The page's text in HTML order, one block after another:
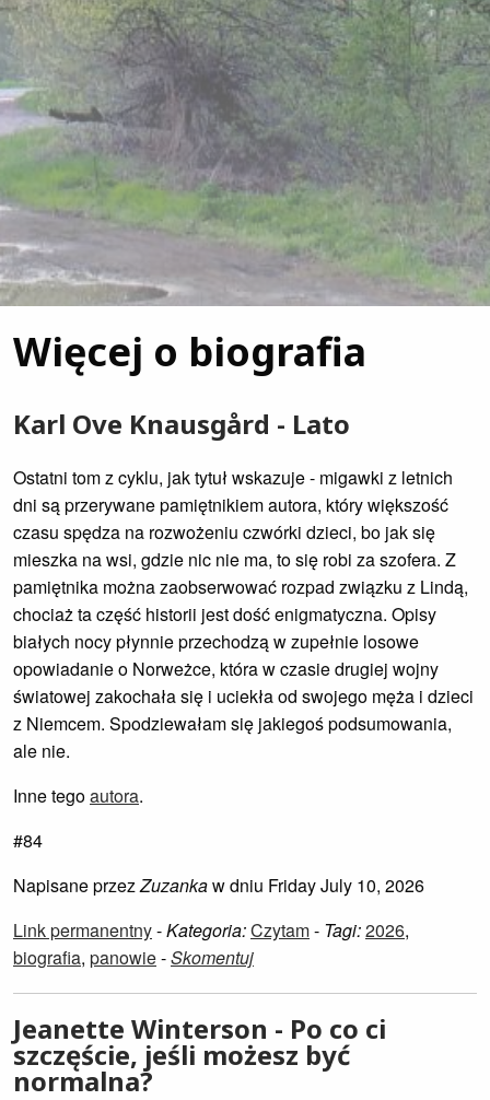
Więcej o biografia
Karl Ove Knausgård - Lato
Ostatni tom z cyklu, jak tytuł wskazuje - migawki z letnich
dni są przerywane pamiętnikiem autora, który większość
czasu spędza na rozwożeniu czwórki dzieci, bo jak się
mieszka na wsi, gdzie nic nie ma, to się robi za szofera. Z
pamiętnika można zaobserwować rozpad związku z Lindą,
chociaż ta część historii jest dość enigmatyczna. Opisy
białych nocy płynnie przechodzą w zupełnie losowe
opowiadanie o Norweżce, która w czasie drugiej wojny
światowej zakochała się i uciekła od swojego męża i dzieci
z Niemcem. Spodziewałam się jakiegoś podsumowania,
ale nie.
Inne tegoautora.
#84
Napisane przezZuzankaw dniu Friday July 10, 2026
Link permanentny-Kategoria:Czytam- Tagi:2026,
biografia, panowie-Skomentuj
Jeanette Winterson - Po co ci
szczęście, jeśli możesz być
normalna?